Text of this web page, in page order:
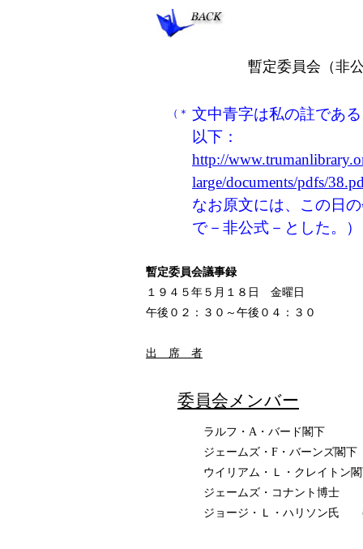
暫定委員会（非
（＊ 文中青字は私の註であ
以下：
http://
large/documents/pdfs/
なお原文には、この日
で－非公式－とした。
暫定委員会議事録
１９４５年５月１８日 金曜日
午後０２：３０～午後０４：３０
出 席 者
委員会メンバー
ラルフ・A・バード閣下
ジェームズ・F・バーンズ閣下
ウイリアム・Ｌ・クレイトン
ジェームズ・コナント博士
ジョージ・Ｌ・ハリソン氏